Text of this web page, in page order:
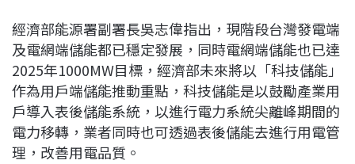
經濟部能源署副署長吳志偉指出，現階段台灣發電端
及電網端儲能都已穩定發展，同時電網端儲能也已達
2025年1000MW目標，經濟部未來將以「科技儲能」
作為用戶端儲能推動重點，科技儲能是以鼓勵產業用
戶導入表後儲能系統，以進行電力系統尖離峰期間的
電力移轉，業者同時也可透過表後儲能去進行用電管
理，改善用電品質。